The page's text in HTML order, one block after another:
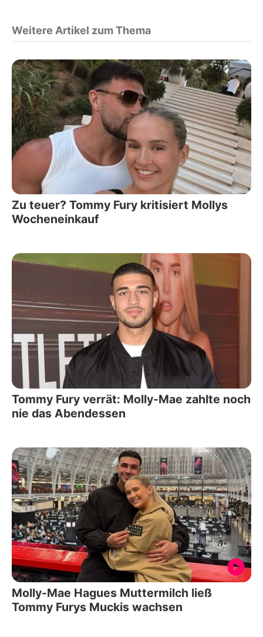
Weitere Artikel zum Thema
Zu teuer? Tommy Fury kritisiert Mollys
Wocheneinkauf
Tommy Fury verrät: Molly-Mae zahlte noch
nie das Abendessen
Molly-Mae Hagues Muttermilch ließ
Tommy Furys Muckis wachsen